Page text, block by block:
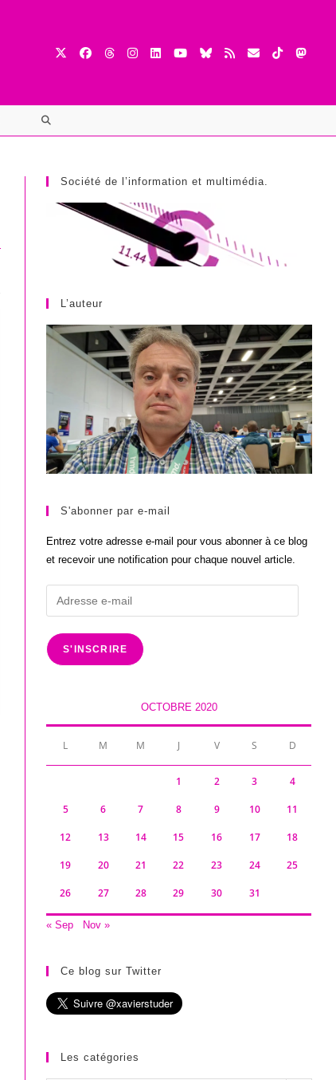
TOGGLE
SEARCH
Société de l’information et multimédia.
L’auteur
S'abonner par e-mail
Entrez votre adresse e-mail pour vous abonner à ce blog
et recevoir une notification pour chaque nouvel article.
Adresse
e-
mail
S'INSCRIRE
OCTOBRE 2020
L M M J V S D
1 2 3 4
5 6 7 8 9 10 11
12 13 14 15 16 17 18
19 20 21 22 23 24 25
26 27 28 29 30 31
« Sep Nov »
Ce blog sur Twitter
Les catégories